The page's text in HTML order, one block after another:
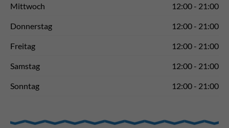
Mittwoch 12:00 - 21:00
Donnerstag 12:00 - 21:00
Freitag 12:00 - 21:00
Samstag 12:00 - 21:00
Sonntag 12:00 - 21:00